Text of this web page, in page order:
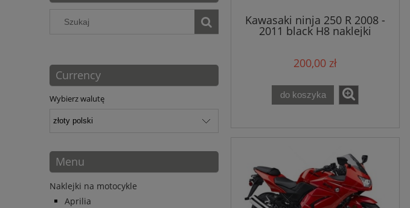
Currency
Wybierz walutę
Menu
Naklejki na motocykle
Aprilia
Kawasaki ninja 250 R 2008 -
2011 black H8 naklejki
200,00 zł
do koszyka